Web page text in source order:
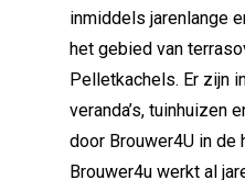
inmiddels jarenlange
het gebied van
Pelletkachels. Er zijn
veranda’s, tuinhuizen
door Brouwer4U in de
Brouwer4u werkt al